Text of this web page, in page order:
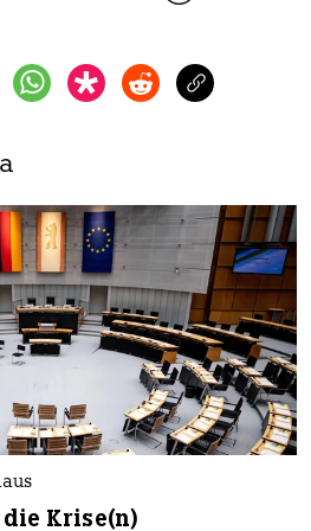
Krise(n)